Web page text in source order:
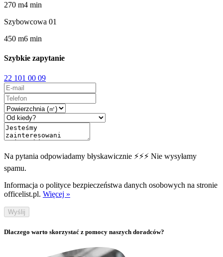
270 m4 min
Szybowcowa 01
450 m6 min
Szybkie zapytanie
22 101 00 09
Na pytania odpowiadamy błyskawicznie ⚡⚡⚡ Nie wysyłamy
spamu.
Informacja o polityce bezpieczeństwa danych osobowych na stronie
officelist.pl. Więcej »
Wyślij
Dlaczego warto skorzystać z pomocy naszych doradców?